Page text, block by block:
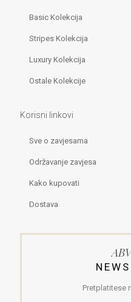
Basic Kolekcija
Stripes Kolekcija
Luxury Kolekcija
Ostale Kolekcije
Korisni linkovi
Sve o zavjesama
Održavanje zavjesa
Kako kupovati
Dostava
Pretplatitese